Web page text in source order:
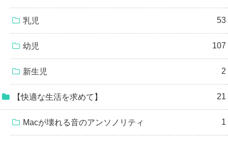
乳児 53
幼児 107
新生児 2
【快適な生活を求めて】 21
Macが壊れる音のアンソノリティ 1